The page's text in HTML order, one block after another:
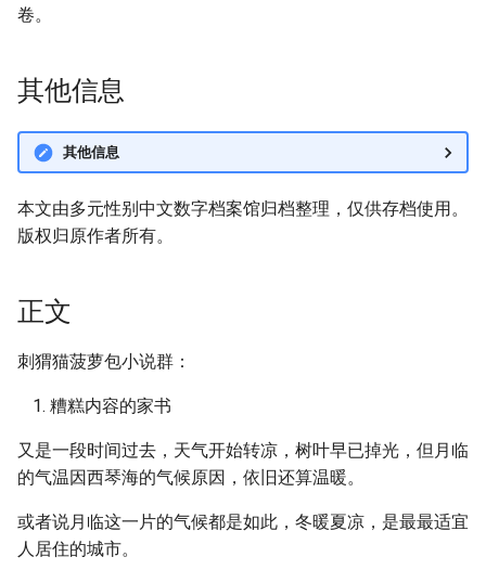
卷。
其他信息
其他信息
本文由多元性别中文数字档案馆归档整理，仅供存档使用。
版权归原作者所有。
正文
刺猬猫菠萝包小说群：
糟糕内容的家书
又是一段时间过去，天气开始转凉，树叶早已掉光，但月临
的气温因西琴海的气候原因，依旧还算温暖。
或者说月临这一片的气候都是如此，冬暖夏凉，是最最适宜
人居住的城市。